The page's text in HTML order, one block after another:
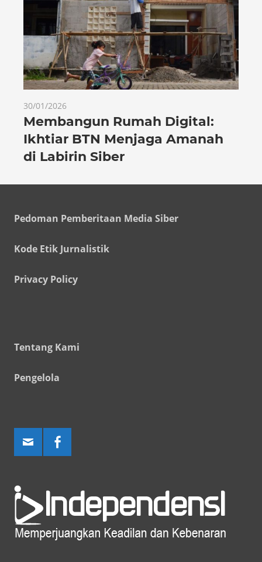
30/01/2026
Membangun Rumah Digital:
Ikhtiar BTN Menjaga Amanah
di Labirin Siber
Pedoman Pemberitaan Media Siber
Kode Etik Jurnalistik
Privacy Policy
Tentang Kami
Pengelola